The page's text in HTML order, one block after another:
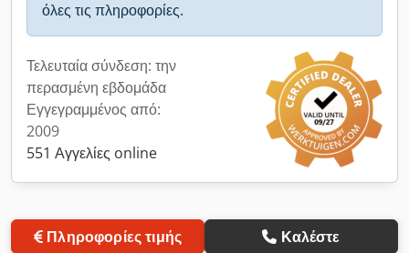
όλες τις πληροφορίες.
Τελευταία σύνδεση: την
περασμένη εβδομάδα
Εγγεγραμμένος από:
2009
551 Αγγελίες online
Πληροφορίες τιμής Καλέστε